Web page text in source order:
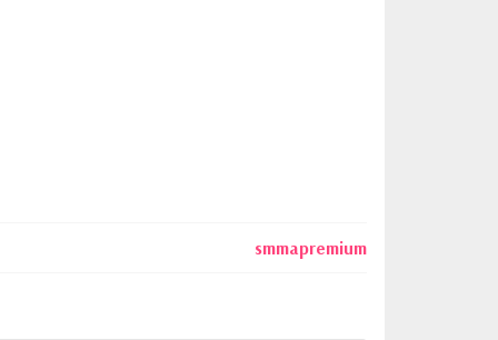
smmapremium